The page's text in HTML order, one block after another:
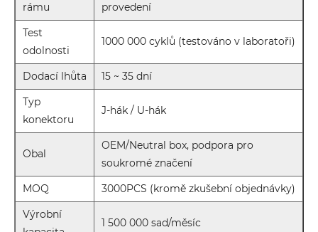
rámu
provedení
Test
odolnosti
1000 000 cyklů (testováno v laboratoři)
Dodací lhůta
15 ~ 35 dní
Typ
konektoru
J-hák / U-hák
Obal
OEM/Neutral box, podpora pro
soukromé značení
MOQ
3000PCS (kromě zkušební objednávky)
Výrobní
1 500 000 sad/měsíc